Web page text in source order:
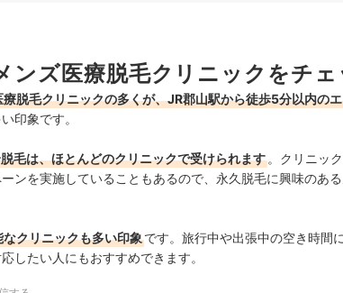
毛クリニック全3選おすすめ人気ランキング
療脱毛クリニックを徹底比較！
ンズ医療脱毛クリニックをチェ
脱毛クリニックの多くが、JR郡山駅から徒歩5分以内の
印象です。
毛は、ほとんどのクリニックで受けられます 。クリニッ
ンを実施していることもあるので、永久脱毛に興味のあ
クリニックも多い印象です。旅行中や出張中の空き時間
したい人にもおすすめできます。